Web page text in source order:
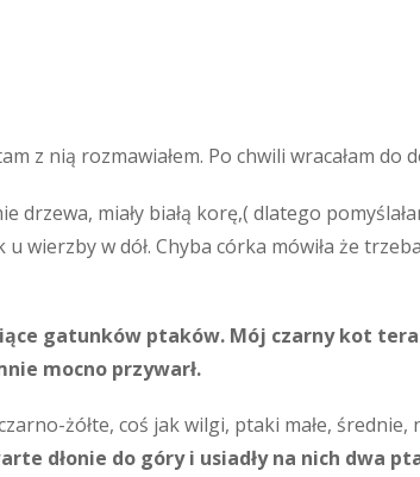
z nią rozmawiałem. Po chwili wracałam do
drzewa, miały białą korę,( dlatego
wierzby w dół. Chyba córka mówiła że
gatunków ptaków. Mój czarny kot
mocno przywarł.
żółte, coś jak wilgi, ptaki małe,
dłonie do góry i usiadły na nich dwa